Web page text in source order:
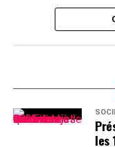
La notion de
enregistrés dans les
récoltées dans les
décalages de vente ou
par le régulateur.
les